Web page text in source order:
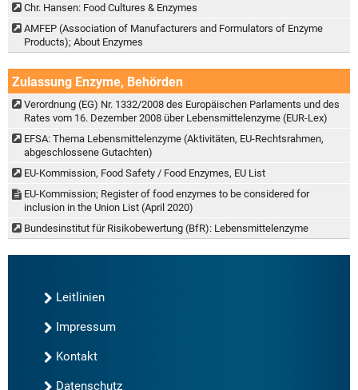
Chr. Hansen: Food Cultures & Enzymes
AMFEP (Association of Manufacturers and Formulators of Enzyme
Products); About Enzymes
Zulassung Enzyme, Behörden
Verordnung (EG) Nr. 1332/2008 des Europäischen Parlaments und des
Rates vom 16. Dezember 2008 über Lebensmittelenzyme (EUR-Lex)
EFSA: Thema Lebensmittelenzyme (Aktivitäten, EU-Rechtsrahmen,
abgeschlossene Gutachten)
EU-Kommission, Food Safety / Food Enzymes, EU List
EU-Kommission; Register of food enzymes to be considered for
inclusion in the Union List (April 2020)
Bundesinstitut für Risikobewertung (BfR): Lebensmittelenzyme
Leitlinien
Impressum
Kontakt
Datenschutz